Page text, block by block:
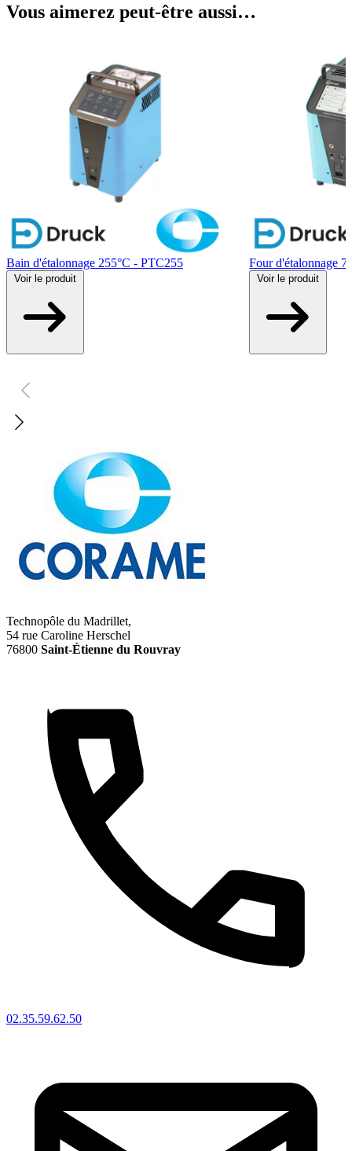
Vous aimerez peut-être aussi…
Bain d'étalonnage 255°C - PTC255
Voir le produit
Four d'étalonnage
Voir le produit
Technopôle du Madrillet,
54 rue Caroline Herschel
76800 Saint-Étienne du Rouvray
02.35.59.62.50